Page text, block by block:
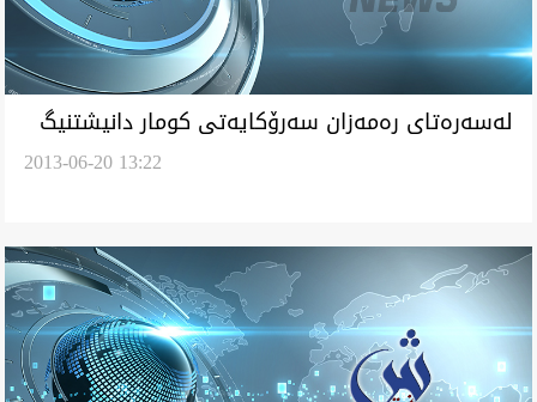
له‌سه‌ره‌تای ره‌مه‌زان سه‌رۆكايه‌تی كومار دانيشتنيگ
2013-06-20 13:22